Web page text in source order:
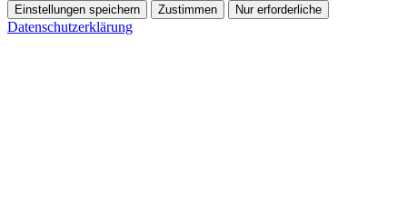
Einstellungen speichern Zustimmen Nur erforderliche
Datenschutzerklärung